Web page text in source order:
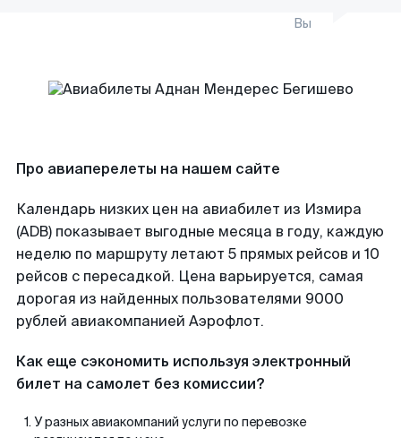
Вы
Про авиаперелеты на нашем сайте
Календарь низких цен на авиабилет из Измира
(ADB) показывает выгодные месяца в году, каждую
неделю по маршруту летают 5 прямых рейсов и 10
рейсов с пересадкой. Цена варьируется, самая
дорогая из найденных пользователями 9000
рублей авиакомпанией Аэрофлот.
Как еще сэкономить используя электронный
билет на самолет без комиссии?
У разных авиакомпаний услуги по перевозке